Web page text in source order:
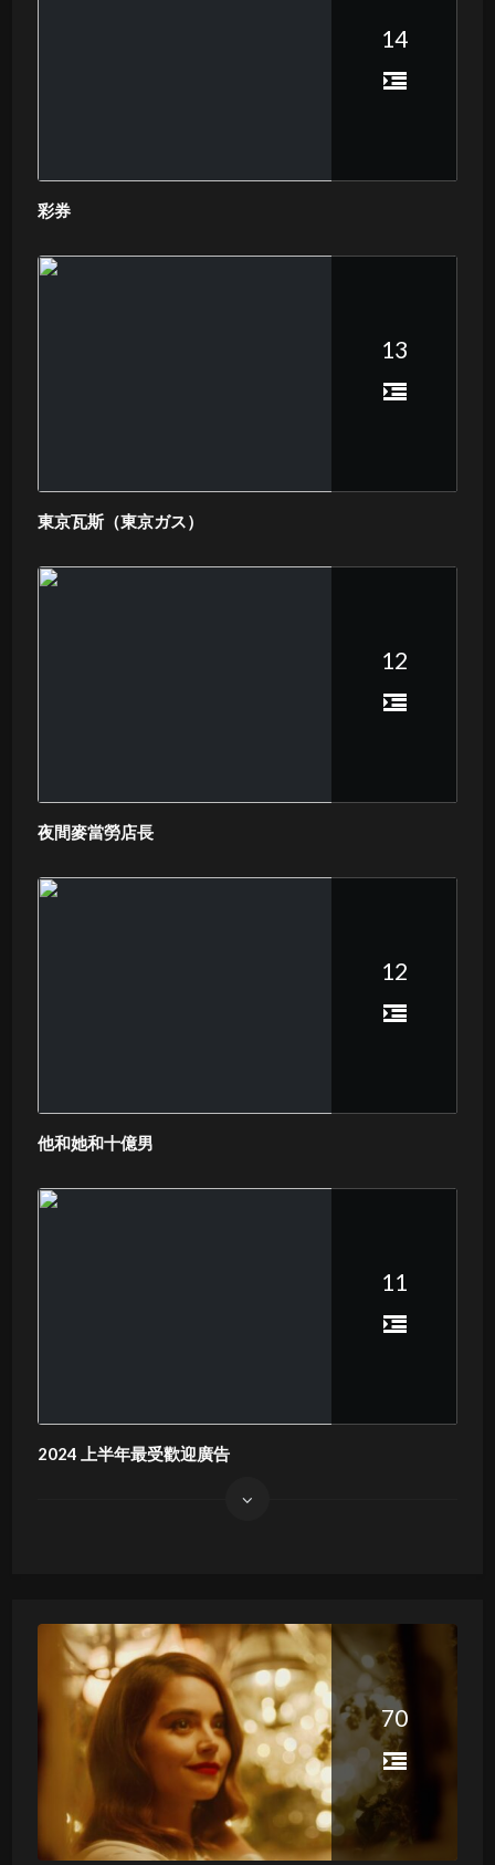
14
彩券
13
東京瓦斯（東京ガス）
12
夜間麥當勞店長
12
他和她和十億男
11
2024 上半年最受歡迎廣告
70